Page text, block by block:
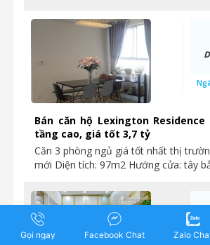
Bán căn hộ Lexington
tầng cao, giá tốt 3,7 tỷ
Căn 3 phòng ngủ giá tốt nhất thị
mới Diện tích: 97m2 Hướng cửa: tây
Gọi ngay Facebook Chat Zalo